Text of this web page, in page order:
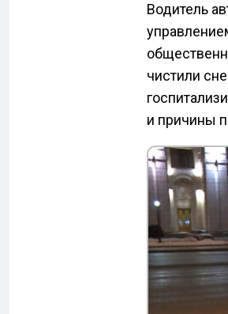
Водитель
чистили
и причины